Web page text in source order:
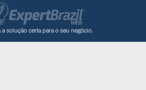
a solução certa para o seu negócio.